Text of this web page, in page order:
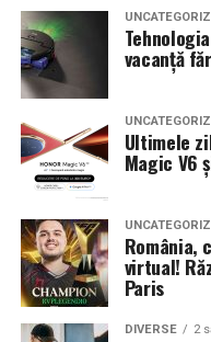
vacanță
Ultimele
Magic V6
România,
virtual!
Paris
DIVERSE 2